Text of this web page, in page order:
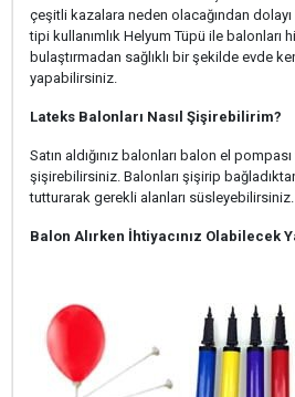
çeşitli kazalara neden olacağından
tipi kullanımlık Helyum Tüpü ile balonları
bulaştırmadan sağlıklı bir şekilde evde
yapabilirsiniz.
Lateks Balonları Nasıl Şişirebilirim?
Satın aldığınız balonları balon el
şişirebilirsiniz. Balonları şişirip
tutturarak gerekli alanları süsleyebilirsiniz.
Balon Alırken İhtiyacınız Olabilecek